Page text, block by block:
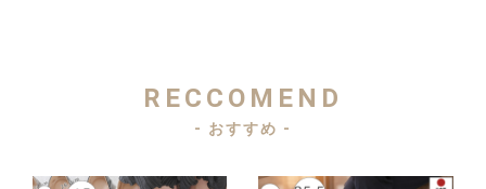
RECCOMEND
- おすすめ -